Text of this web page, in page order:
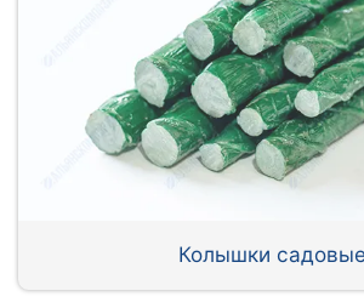
Колышки садовые